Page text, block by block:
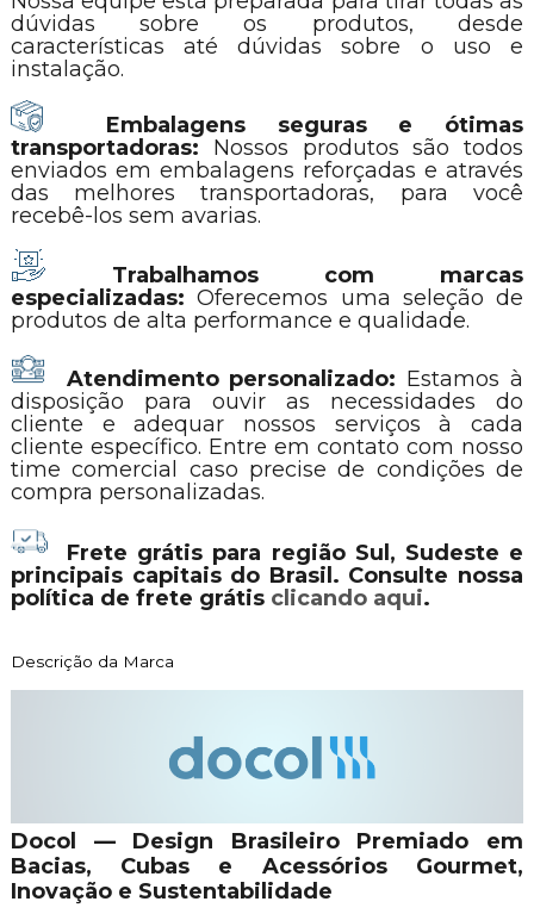
dúvidas sobre os produtos, desde
características até dúvidas sobre o uso e
instalação.
Embalagens seguras e ótimas
transportadoras: Nossos produtos são todos
enviados em embalagens reforçadas e através
das melhores transportadoras, para você
recebê-los sem avarias.
Trabalhamos com marcas
especializadas:Oferecemos uma seleção de
produtos de alta performance e qualidade.
Atendimento personalizado: Estamos à
disposição para ouvir as necessidades do
cliente e adequar nossos serviços à cada
cliente específico. Entre em contato com nosso
time comercial caso precise de condições de
compra personalizadas.
Frete grátis para região Sul, Sudeste e
principais capitais do Brasil. Consulte nossa
política de frete grátis clicando aqui.
Descrição da Marca
Docol — Design Brasileiro Premiado em
Bacias, Cubas e Acessórios Gourmet,
Inovação e Sustentabilidade